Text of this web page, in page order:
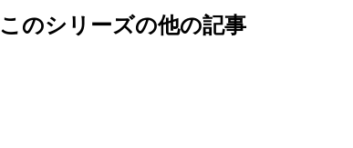
このシリーズの他の記事